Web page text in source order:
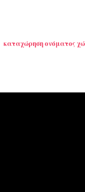
καταχώρηση ονόματος